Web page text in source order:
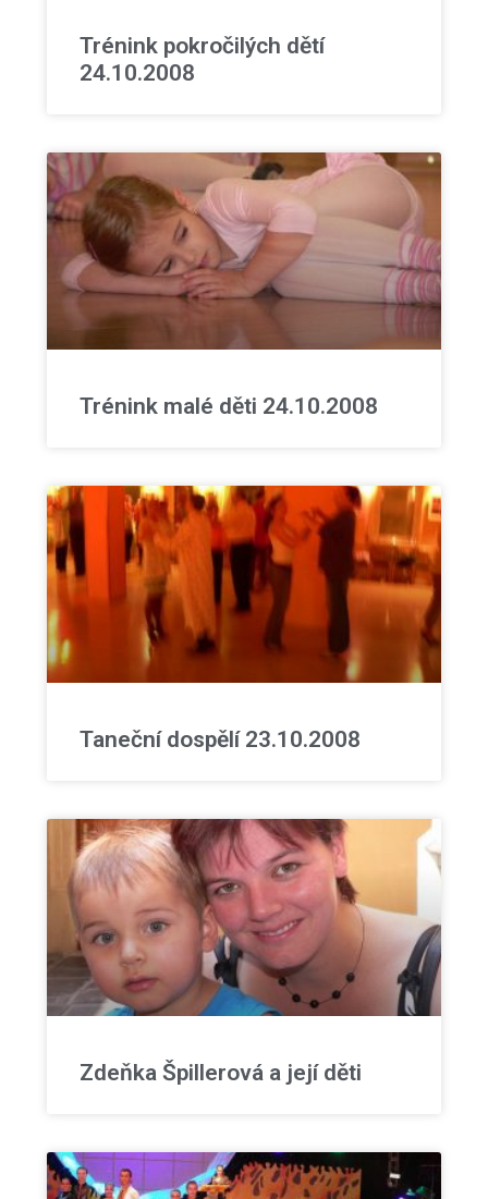
Trénink pokročilých dětí
24.10.2008
Trénink malé děti 24.10.2008
Taneční dospělí 23.10.2008
Zdeňka Špillerová a její děti